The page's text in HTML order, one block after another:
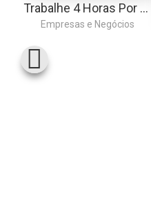
Trabalhe 4 Horas Por Semana
Empresas e Negócios